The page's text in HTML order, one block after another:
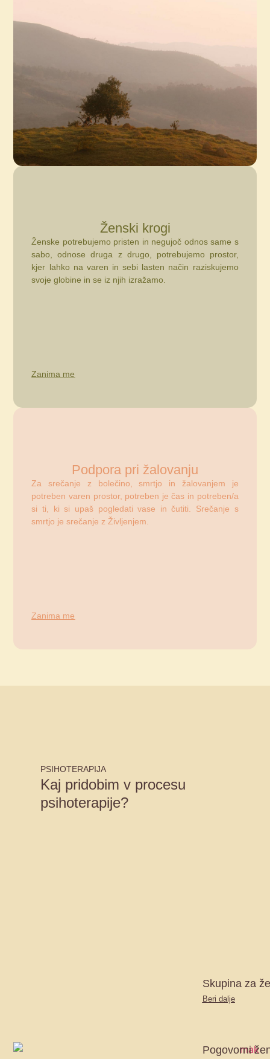
Ženski krogi
Ženske potrebujemo pristen in negujoč odnos same s
sabo, odnose druga z drugo, potrebujemo prostor,
kjer lahko na varen in sebi lasten način raziskujemo
svoje globine in se iz njih izražamo.
Zanima me
Podpora pri žalovanju
Za srečanje z bolečino, smrtjo in žalovanjem je
potreben varen prostor, potreben je čas in potreben/a
si ti, ki si upaš pogledati vase in čutiti. Srečanje s
smrtjo je srečanje z Življenjem.
Zanima me
PSIHOTERAPIJA
Kaj pridobim v procesu
psihoterapije?
Skupina za
Beri dalje
Pogovorni